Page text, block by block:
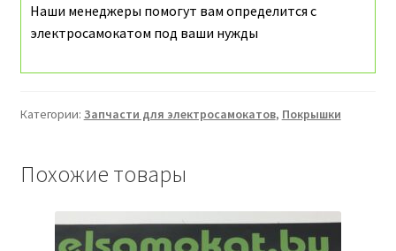
Наши менеджеры помогут вам определится с
электросамокатом под ваши нужды
Категории: Запчасти для электросамокатов, Покрышки
Похожие товары